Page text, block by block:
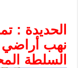
الحديدة :
نهب
السلطة